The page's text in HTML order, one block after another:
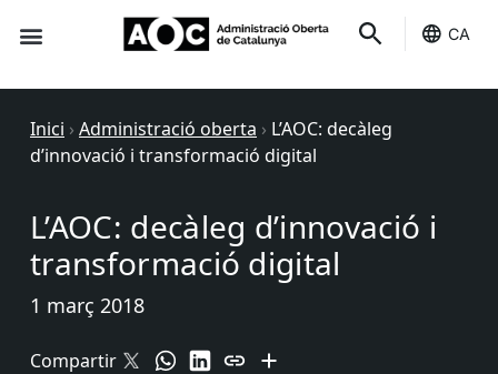
CA
Inici › Administració oberta › L’AOC: decàleg
d’innovació i transformació digital
L’AOC: decàleg d’innovació i
transformació digital
1 març 2018
Compartir